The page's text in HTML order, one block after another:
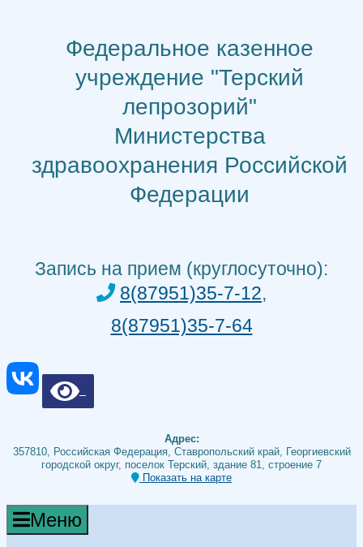
содержимомуФедеральное казенное
учреждение "Терский
лепрозорий"
Министерства
здравоохранения Российской
Федерации
Запись на прием (круглосуточно):
8(87951)35-7-12,
8(87951)35-7-64
Адрес:
357810, Российская Федерация, Ставропольский край, Георгиевский
городской округ, поселок Терский, здание 81, строение 7
Показать на карте
Меню